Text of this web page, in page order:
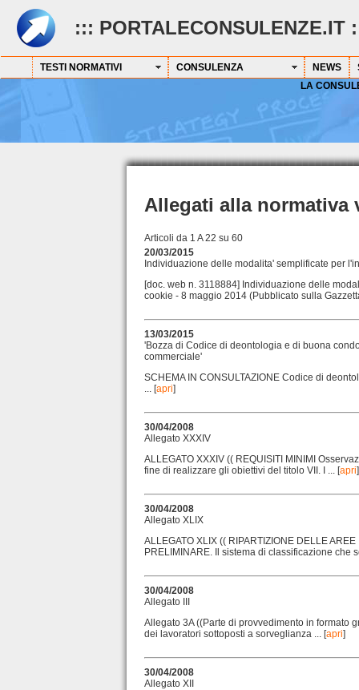
::: PORTALECONSULENZE.IT
TESTI NORMATIVI CONSULENZA NEWS
LA
Allegati alla normativa
Articoli da 1 A 22 su 60
20/03/2015
Individuazione delle modalita' semplificate per
[doc. web n. 3118884] Individuazione delle
cookie - 8 maggio 2014 (Pubblicato sulla
13/03/2015
'Bozza di Codice di deontologia e di buona
commerciale'
SCHEMA IN CONSULTAZIONE Codice di
... [apri]
30/04/2008
Allegato XXXIV
ALLEGATO XXXIV (( REQUISITI MINIMI
fine di realizzare gli obiettivi del titolo VII. I ... [apri]
30/04/2008
Allegato XLIX
ALLEGATO XLIX (( RIPARTIZIONE DELLE
PRELIMINARE. Il sistema di classificazione che
30/04/2008
Allegato III
Allegato 3A ((Parte di provvedimento in formato
dei lavoratori sottoposti a sorveglianza ... [apri]
30/04/2008
Allegato XII